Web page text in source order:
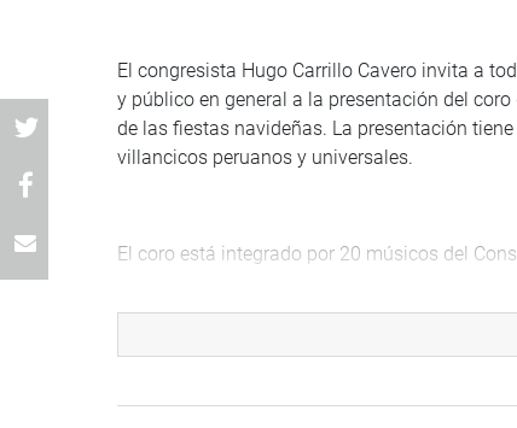
El congresista Hugo Carrillo Cavero invita a
y público en general a la presentación del
de las fiestas navideñas. La presentación
villancicos peruanos y universales.
El coro está integrado por 20 músicos del
Día : Lunes 28 de diciembre